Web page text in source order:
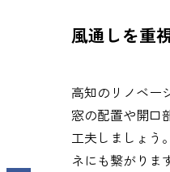
風通しを重
高知のリノベー
窓の配置や開口
工夫しましょう
ネにも繋がりま